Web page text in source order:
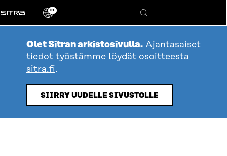
suoraan
sisältöön
Vaihda
kieli
FI
Hae
Olet Sitran arkistosivulla. Ajantasaiset
tiedot työstämme löydät osoitteesta
sitra.fi.
SIIRRY UUDELLE SIVUSTOLLE